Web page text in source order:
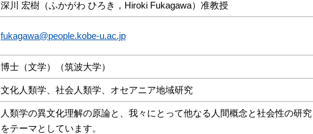
深川 宏樹（ふかがわ ひろき，Hiroki Fukagawa）准教授
fukagawa@people.kobe-u.ac.jp
博士（文学）（筑波大学）
文化人類学、社会人類学、オセアニア地域研究
人類学の異文化理解の原論と、我々にとって他なる人間概念と社会性の研
をテーマとしています。